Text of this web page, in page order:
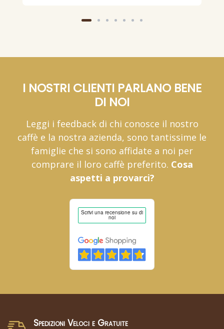
I NOSTRI CLIENTI PARLANO BENE
DI NOI
Leggi i feedback di chi conosce il nostro
caffè e la nostra azienda, sono tantissime le
famiglie che si sono affidate a noi per
comprare il loro caffè preferito. Cosa
aspetti a provarci?
Spedizioni Veloci e Gratuite